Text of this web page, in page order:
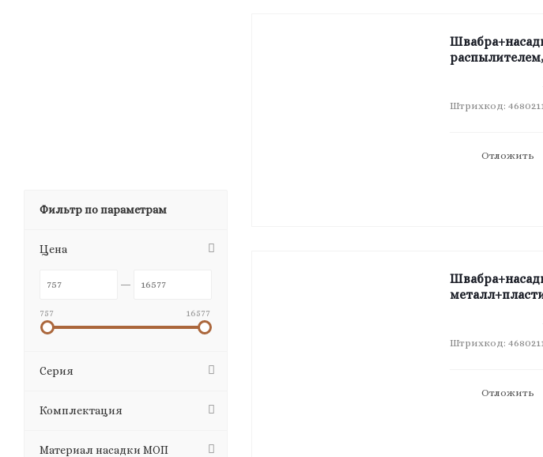
Штрихкод:
Отложить
Штрихкод:
Отложить
Фильтр по параметрам
Цена
757 16577
Серия
Комплектация
Материал насадки МОП